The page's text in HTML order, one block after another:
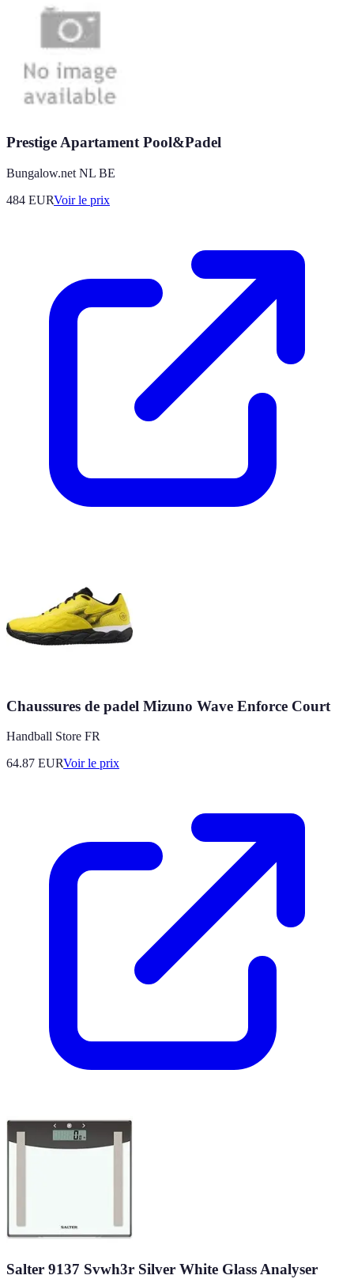
Prestige Apartament Pool&Padel
Bungalow.net NL BE
484 EURVoir le prix
Chaussures de padel Mizuno Wave Enforce Court
Handball Store FR
64.87 EURVoir le prix
Salter 9137 Svwh3r Silver White Glass Analyser